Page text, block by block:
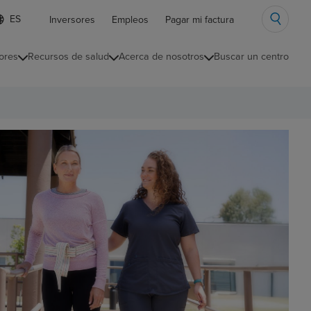
Inversores Empleos Pagar mi factura
Recursos de salud Acerca de nosotros Buscar un centro